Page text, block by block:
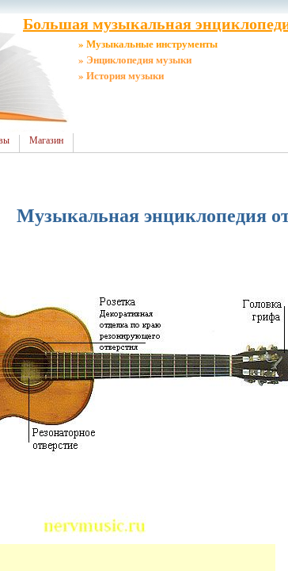
Большая музыкальная
» Музыкальные инструменты
» Энциклопедия музыки
» История музыки
Магазин
Музыкальная энциклопедия